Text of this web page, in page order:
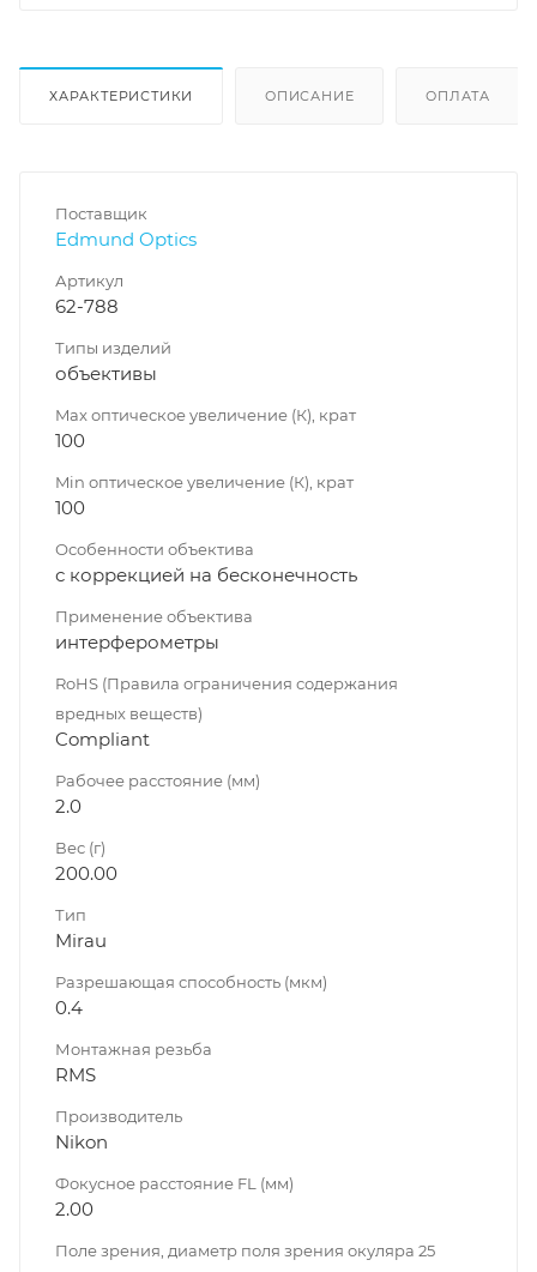
ХАРАКТЕРИСТИКИ ОПИСАНИЕ ОПЛАТА
Поставщик
Edmund Optics
Артикул
62-788
Типы изделий
объективы
Max оптическое увеличение (К), крат
100
Min оптическое увеличение (К), крат
100
Особенности объектива
с коррекцией на бесконечность
Применение объектива
интерферометры
RoHS (Правила ограничения содержания
вредных веществ)
Compliant
Рабочее расстояние (мм)
2.0
Вес (г)
200.00
Тип
Mirau
Разрешающая способность (мкм)
0.4
Монтажная резьба
RMS
Производитель
Nikon
Фокусное расстояние FL (мм)
2.00
Поле зрения, диаметр поля зрения окуляра 25